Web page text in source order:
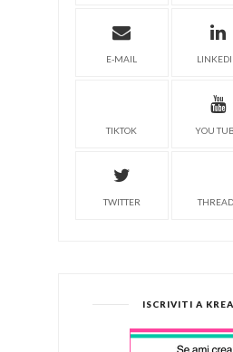
E-MAIL
TIKTOK YOU
TWITTER
ISCRIVITI A